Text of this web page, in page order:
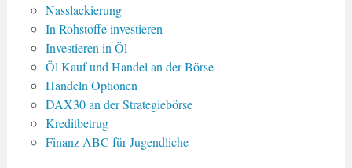
Nasslackierung
In Rohstoffe investieren
Investieren in Öl
Öl Kauf und Handel an der Börse
Handeln Optionen
DAX30 an der Strategiebörse
Kreditbetrug
Finanz ABC für Jugendliche